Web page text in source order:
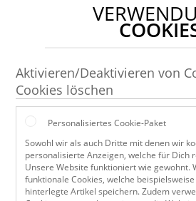
Aktivieren/Deaktivieren von
Cookies löschen
Personalisiertes Cookie-Paket
Sowohl wir als auch Dritte mit denen wir
personalisierte Anzeigen, welche für Dich
Unsere Website funktioniert wie gewohnt.
funktionale Cookies, welche
hinterlegte Artikel speichern. Zudem